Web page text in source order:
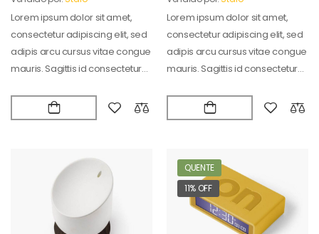
Lorem ipsum dolor sit amet,
consectetur adipiscing elit, sed
adipis arcu cursus vitae congue
mauris. Sagittis id consectetur
Lorem ipsum dolor sit amet,
consectetur adipiscing elit, sed
adipis arcu cursus vitae congue
mauris. Sagittis id consectetur
QUENTE
11% OFF